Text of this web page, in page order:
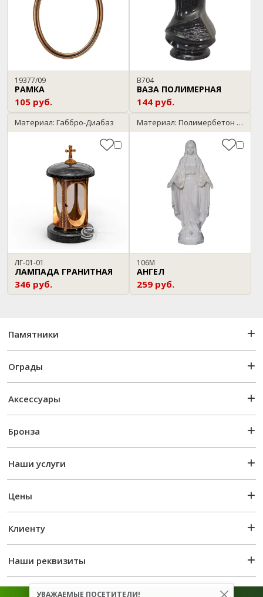
19377/09
РАМКА
105 руб.
В704
ВАЗА ПОЛИМЕРНАЯ
144 руб.
Материал: Габбро-Диабаз
ЛГ-01-01
ЛАМПАДА ГРАНИТНАЯ
346 руб.
Материал: Полимербетон / мрамор
106М
АНГЕЛ
259 руб.
Памятники
Ограды
Аксессуары
Бронза
Наши услуги
Цены
Клиенту
Наши реквизиты
УВАЖАЕМЫЕ ПОСЕТИТЕЛИ!